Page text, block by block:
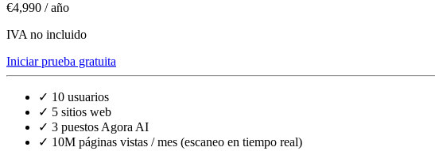
€4,990 / año
IVA no incluido
Iniciar prueba gratuita
✓ 10 usuarios
✓ 5 sitios web
✓ 3 puestos Agora AI
✓ 10M páginas vistas / mes (escaneo en tiempo real)